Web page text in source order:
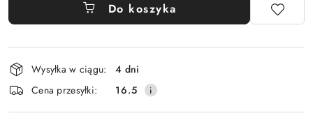
Do koszyka
Dostępność
i
dostawa
Wysyłka w ciągu:
4 dni
Cena przesyłki:
16.5